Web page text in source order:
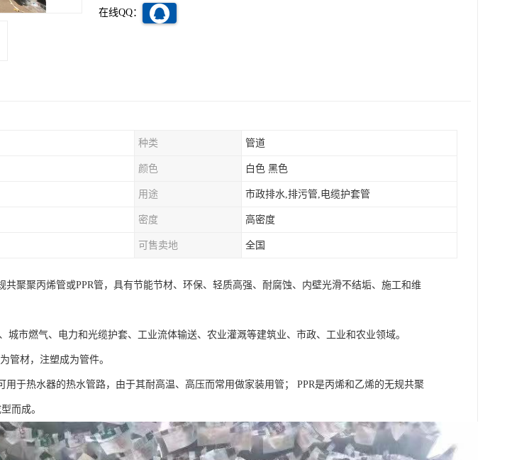
在线QQ：
种类 管道
颜色 白色 黑色
用途 市政排水,排污管,电缆护套管
密度 高密度
可售卖地 全国
共聚聚丙烯管或PPR管，具有节能节材、环保、轻质高强、耐腐蚀、内壁光滑不结垢、施工和维
城市燃气、电力和光缆护套、工业流体输送、农业灌溉等建筑业、市政、工业和农业领域。
管材，注塑成为管件。
用于热水器的热水管路，由于其耐高温、高压而常用做家装用管； PPR是丙烯和乙烯的无规共聚
而成。